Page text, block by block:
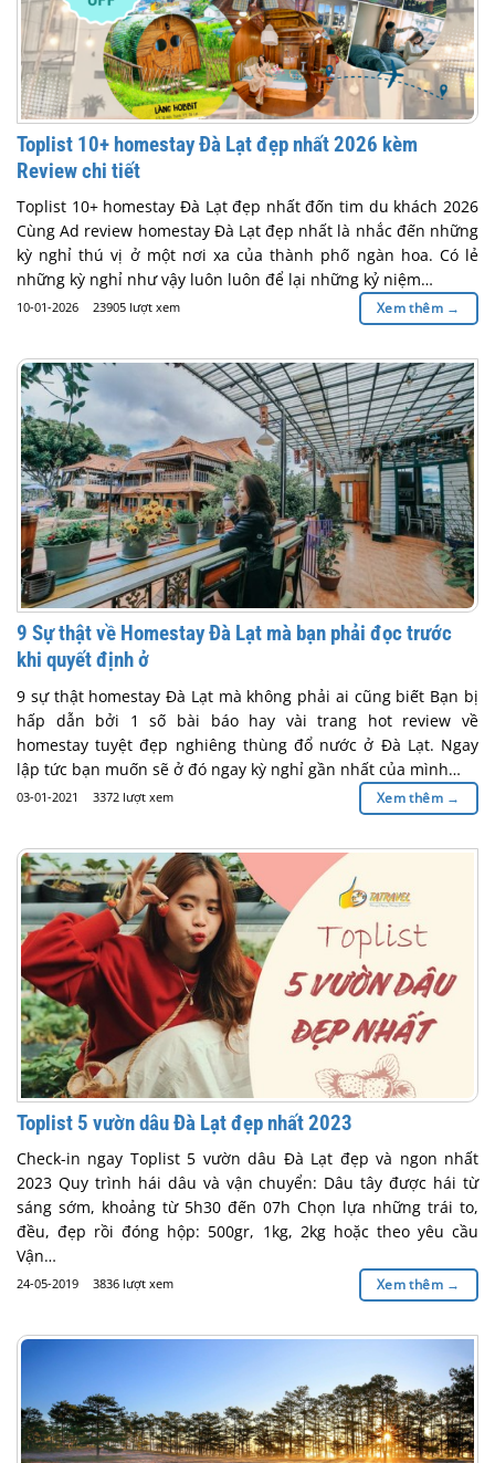
Toplist 10+ homestay Đà Lạt đẹp nhất 2026 kèm
Review chi tiết
Toplist 10+ homestay Đà Lạt đẹp nhất đốn tim du khách 2026
Cùng Ad review homestay Đà Lạt đẹp nhất là nhắc đến những
kỳ nghỉ thú vị ở một nơi xa của thành phố ngàn hoa. Có lẻ
những kỳ nghỉ như vậy luôn luôn để lại những kỷ niệm…
10-01-2026 23905 lượt xem Xem thêm →
9 Sự thật về Homestay Đà Lạt mà bạn phải đọc trước
khi quyết định ở
9 sự thật homestay Đà Lạt mà không phải ai cũng biết Bạn bị
hấp dẫn bởi 1 số bài báo hay vài trang hot review về
homestay tuyệt đẹp nghiêng thùng đổ nước ở Đà Lạt. Ngay
lập tức bạn muốn sẽ ở đó ngay kỳ nghỉ gần nhất của mình…
03-01-2021 3372 lượt xem Xem thêm →
Toplist 5 vườn dâu Đà Lạt đẹp nhất 2023
Check-in ngay Toplist 5 vườn dâu Đà Lạt đẹp và ngon nhất
2023 Quy trình hái dâu và vận chuyển: Dâu tây được hái từ
sáng sớm, khoảng từ 5h30 đến 07h Chọn lựa những trái to,
đều, đẹp rồi đóng hộp: 500gr, 1kg, 2kg hoặc theo yêu cầu
Vận…
24-05-2019 3836 lượt xem Xem thêm →